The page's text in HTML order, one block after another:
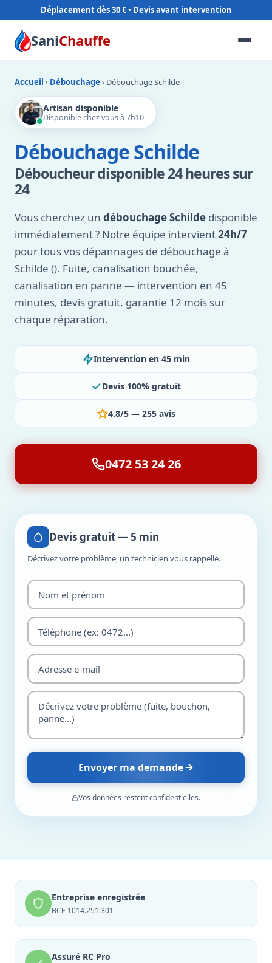
Déplacement dès 30 €
SaniChauffe
Accueil › Débouchage › Débouchage Schilde
Artisan disponible
Disponible chez vous à 7h10
Débouchage Schilde
Déboucheur disponible 24 heures sur
24
Vous cherchez un débouchage Schilde disponible
immédiatement ? Notre équipe intervient24h/7
pour tous vos dépannages de débouchage à
Schilde (). Fuite, canalisation bouchée,
canalisation en panne — intervention en 45
minutes, devis gratuit, garantie 12 mois sur
chaque réparation.
Intervention en 45 min
Devis 100% gratuit
4.8/5 — 255 avis
0472 53 24 26
Devis gratuit — 5 min
Décrivez votre problème, un technicien vous rappelle.
Envoyer ma demande
Vos données restent confidentielles.
Entreprise enregistrée
BCE 1014.251.301
Assuré RC Pro